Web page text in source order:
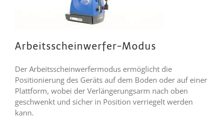
Arbeitsscheinwerfer-Modus
Der Arbeitsscheinwerfermodus ermöglicht die
Positionierung des Geräts auf dem Boden oder auf einer
Plattform, wobei der Verlängerungsarm nach oben
geschwenkt und sicher in Position verriegelt werden
kann.